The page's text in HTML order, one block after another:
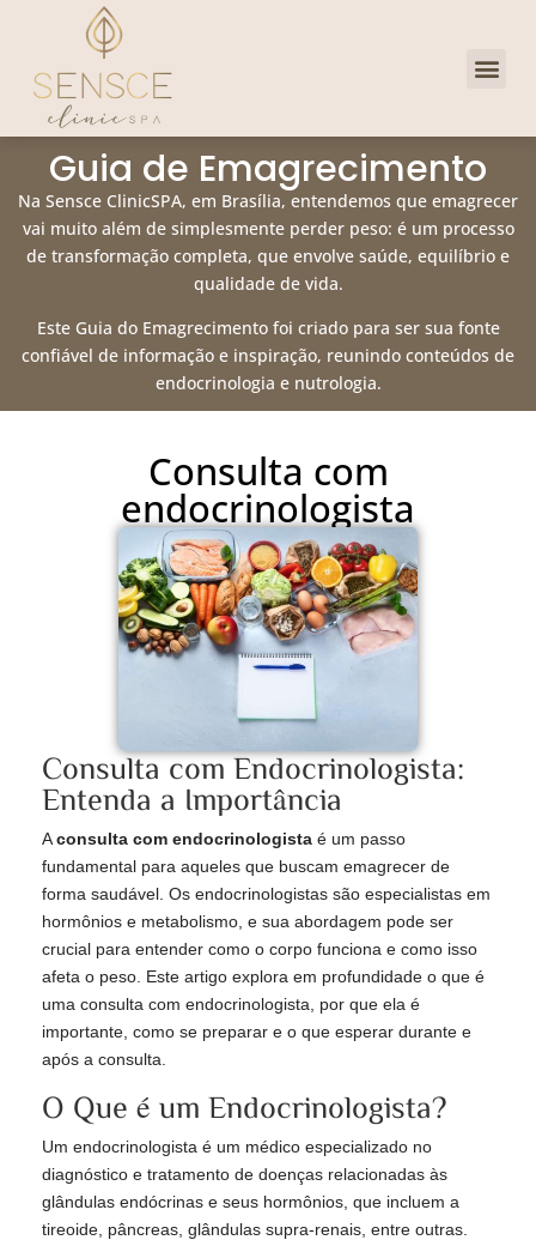
Guia de Emagrecimento
Na Sensce ClinicSPA, em Brasília, entendemos que emagrecer
vai muito além de simplesmente perder peso: é um processo
de transformação completa, que envolve saúde, equilíbrio e
qualidade de vida.
Este Guia do Emagrecimento foi criado para ser sua fonte
confiável de informação e inspiração, reunindo conteúdos de
endocrinologia e nutrologia.
Consulta com
endocrinologista
Consulta com Endocrinologista:
Entenda a Importância
Aconsulta com endocrinologista é um passo
fundamental para aqueles que buscam emagrecer de
forma saudável. Os endocrinologistas são especialistas em
hormônios e metabolismo, e sua abordagem pode ser
crucial para entender como o corpo funciona e como isso
afeta o peso. Este artigo explora em profundidade o que é
uma consulta com endocrinologista, por que ela é
importante, como se preparar e o que esperar durante e
após a consulta.
O Que é um Endocrinologista?
Um endocrinologista é um médico especializado no
diagnóstico e tratamento de doenças relacionadas às
glândulas endócrinas e seus hormônios, que incluem a
tireoide, pâncreas, glândulas supra-renais, entre outras.